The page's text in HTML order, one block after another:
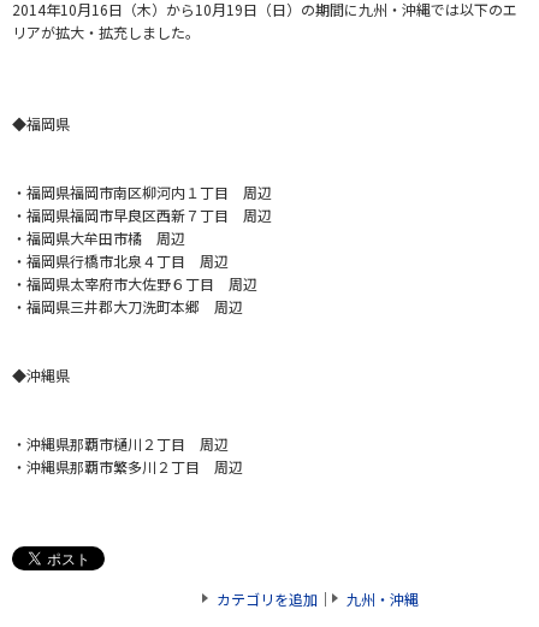
2014年10月16日（木）から10月19日（日） の期間に九州・沖縄では以下のエ
リアが拡大・拡充しました。
◆福岡県
・福岡県福岡市南区柳河内１丁目 周辺
・福岡県福岡市早良区西新７丁目 周辺
・福岡県大牟田市橘 周辺
・福岡県行橋市北泉４丁目 周辺
・福岡県太宰府市大佐野６丁目 周辺
・福岡県三井郡大刀洗町本郷 周辺
◆沖縄県
・沖縄県那覇市樋川２丁目 周辺
・沖縄県那覇市繁多川２丁目 周辺
カテゴリを追加 ｜ 九州・沖縄